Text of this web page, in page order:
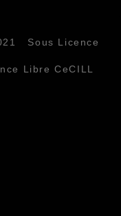
Sous Licence
Libre CeCILL